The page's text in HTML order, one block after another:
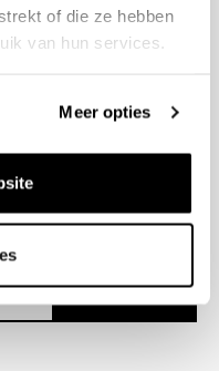
of die ze hebben
van hun services.
Meer opties